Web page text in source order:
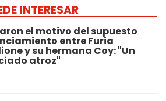
INTERESAR
el motivo del supuesto
entre Furia
y su hermana Coy: "Un
atroz"